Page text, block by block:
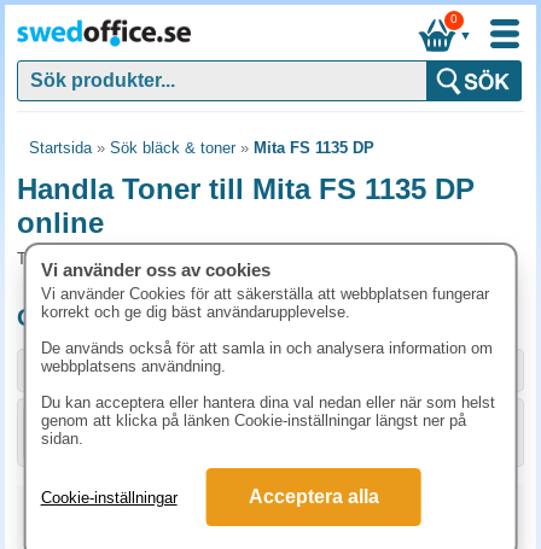
▼
0
Startsida» Sök bläck & toner» Mita FS 1135 DP
Handla Toner till Mita FS 1135 DP
online
Toner och tillbehör som passar till Mita FS 1135 DP
Originalprodukter till Mita FS 1135 DP
Storlek / info Art.nr
1T02ML0NLC KÖP
Vi använder oss av cookies
Vi använder Cookies för att säkerställa att webbplatsen fungerar
korrekt och ge dig bäst användarupplevelse.
De används också för att samla in och analysera information om
webbplatsens användning.
Du kan acceptera eller hantera dina val nedan eller när som helst
genom att klicka på länken Cookie-inställningar längst ner på
sidan.
Cookie-inställningar Acceptera alla